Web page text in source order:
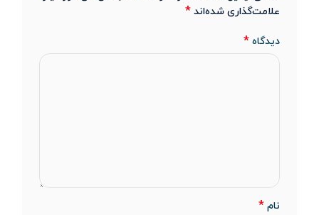
علامت‌گذاری شده‌اند *
دیدگاه *
نام *